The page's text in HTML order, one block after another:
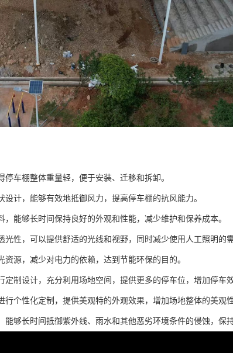
车棚整体重量轻，便于安装、迁移和拆卸。
计，能够有效地抵御风力，提高停车棚的抗风能力。
能够长时间保持良好的外观和性能，减少维护和保养成本。
性，可以提供舒适的光线和视野，同时减少使用人工照明的需
源，减少对电力的依赖，达到节能环保的目的。
制设计，充分利用场地空间，提供更多的停车位，增加停车效
个性化定制，提供美观特的外观效果，增加场地整体的美观性
够长时间抵御紫外线、雨水和其他恶劣环境条件的侵蚀，保